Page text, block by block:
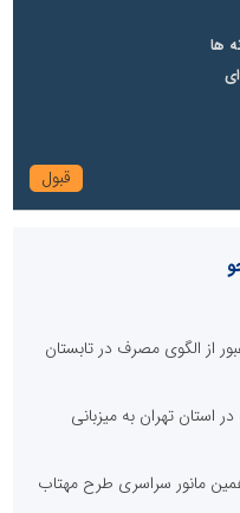
ها
از الگوی مصرف در تابستان
استان تهران به میزبانی
شانزدهمین مانور سراسری طرح مهتاب